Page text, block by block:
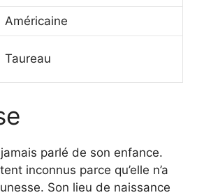
Américaine
Taureau
jamais parlé de son enfance.
inconnus parce qu’elle n’a
Son lieu de naissance